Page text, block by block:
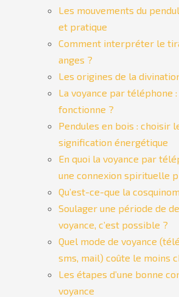
Les mouvements du
et pratique
Comment interpréter le
anges ?
Les origines de la
La voyance par téléphone
fonctionne ?
Pendules en bois : choisir
signification énergétique
En quoi la voyance par
une connexion spirituelle
Qu’est-ce-que la
Soulager une période de
voyance, c’est possible ?
Quel mode de voyance
sms, mail) coûte le moins
Les étapes d’une bonne
voyance